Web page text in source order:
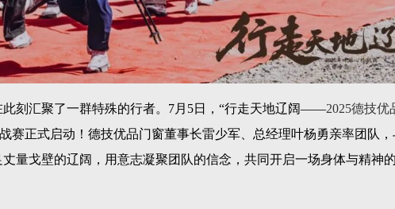
刻汇聚了一群特殊的行者。 7月5日，“行走天地辽阔——2025德技优
赛正式启动！德技优品门窗董事长雷少军、总经理叶杨勇亲率团队，
量戈壁的辽阔，用意志凝聚团队的信念，共同开启一场身体与精神